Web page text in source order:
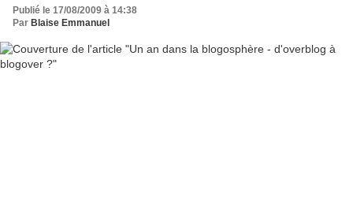
Publié le 17/08/2009 à 14:38
Par Blaise Emmanuel